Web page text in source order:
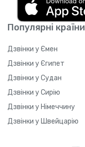
Популярні країни
Дзвінки у Ємен
Дзвінки у Єгипет
Дзвінки у Судан
Дзвінки у Сирію
Дзвінки у Німеччину
Дзвінки у Швейцарію